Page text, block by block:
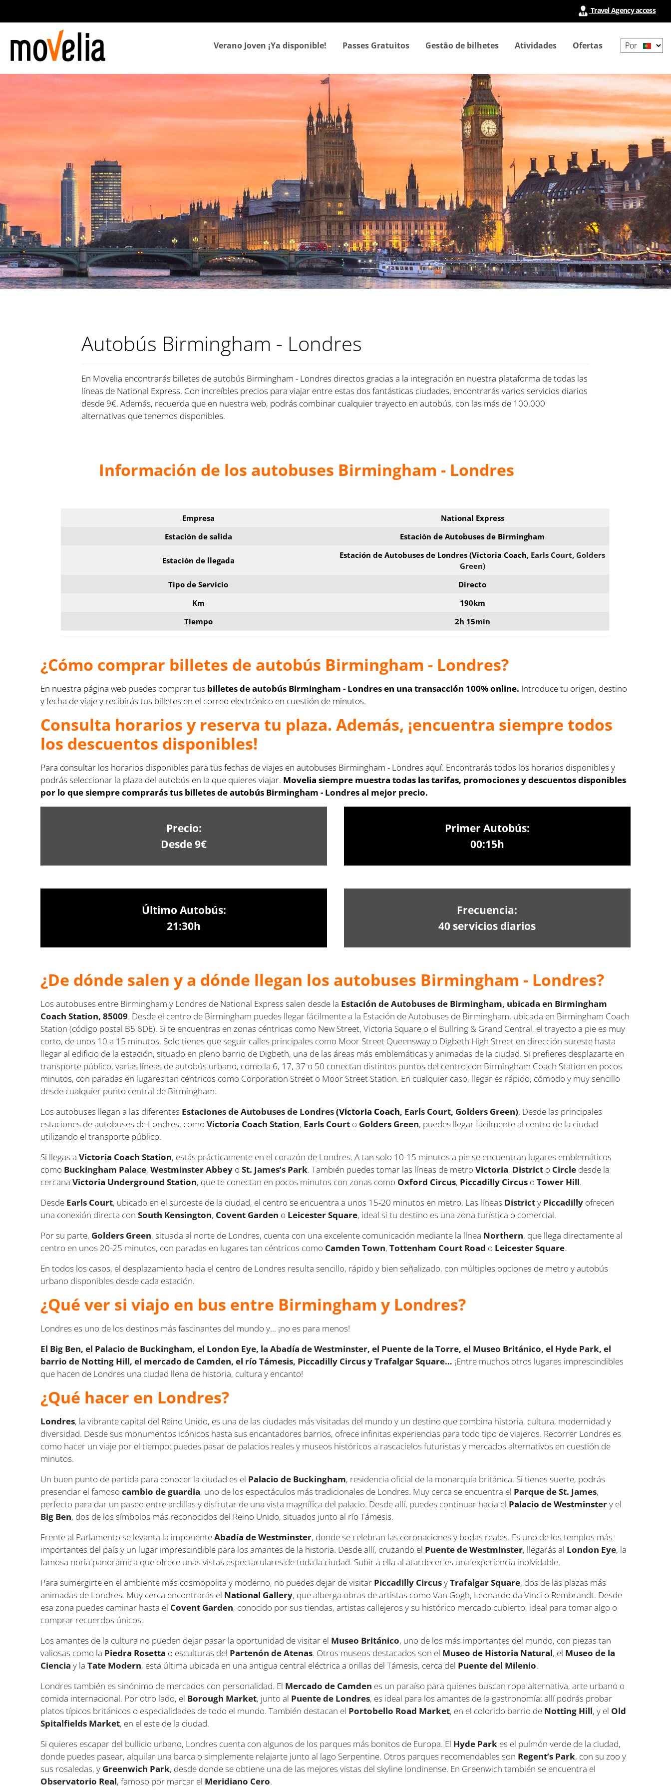
conteúdo
Travel Agency access
Verano Joven ¡Ya disponible! Passes Gratuitos Gestão de bilhetes Atividades Ofertas
your
Autobús Birmingham - Londres
En Movelia encontrarás billetes de autobús Birmingham - Londres directos gracias a la integración en nuestra plataforma de todas las
líneas de National Express. Con increíbles precios para viajar entre estas dos fantásticas ciudades, encontrarás varios servicios diarios
desde 9€. Además, recuerda que en nuestra web, podrás combinar cualquier trayecto en autobús, con las más de 100.000
alternativas que tenemos disponibles.
Información de los autobuses Birmingham - Londres
Empresa
National Express
Estación de salida
Estación de Autobuses de Birmingham
Estación de llegada
Estación de Autobuses de Londres (Victoria Coach, Earls Court, Golders
Green)
Tipo de Servicio
Directo
Km
190km
Tiempo
2h 15min
¿Cómo comprar billetes de autobús Birmingham - Londres?
En nuestra página web puedes comprar tus billetes de autobús Birmingham - Londres en una transacción 100% online. Introduce tu origen, destino
y fecha de viaje y recibirás tus billetes en el correo electrónico en cuestión de minutos.
Consulta horarios y reserva tu plaza. Además, ¡encuentra siempre todos
los descuentos disponibles!
Para consultar los horarios disponibles para tus fechas de viajes en autobuses Birmingham - Londres aquí. Encontrarás todos los horarios disponibles y
podrás seleccionar la plaza del autobús en la que quieres viajar. Movelia siempre muestra todas las tarifas, promociones y descuentos disponibles
por lo que siempre comprarás tus billetes de autobús Birmingham - Londres al mejor precio.
Precio:
Desde 9€
Primer Autobús:
00:15h
Último Autobús:
21:30h
Frecuencia:
40 servicios diarios
¿De dónde salen y a dónde llegan los autobuses Birmingham - Londres?
Los autobuses entre Birmingham y Londres de National Express salen desde la Estación de Autobuses de Birmingham, ubicada en Birmingham
Coach Station, 85009. Desde el centro de Birmingham puedes llegar fácilmente a la Estación de Autobuses de Birmingham, ubicada en Birmingham Coach
Station (código postal B5 6DE). Si te encuentras en zonas céntricas como New Street, Victoria Square o el Bullring & Grand Central, el trayecto a pie es muy
corto, de unos 10 a 15 minutos. Solo tienes que seguir calles principales como Moor Street Queensway o Digbeth High Street en dirección sureste hasta
llegar al edificio de la estación, situado en pleno barrio de Digbeth, una de las áreas más emblemáticas y animadas de la ciudad. Si prefieres desplazarte en
transporte público, varias líneas de autobús urbano, como la 6, 17, 37 o 50 conectan distintos puntos del centro con Birmingham Coach Station en pocos
minutos, con paradas en lugares tan céntricos como Corporation Street o Moor Street Station. En cualquier caso, llegar es rápido, cómodo y muy sencillo
desde cualquier punto central de Birmingham.
Los autobuses llegan a las diferentes Estaciones de Autobuses de Londres(Victoria Coach, Earls Court, Golders Green). Desde las principales
estaciones de autobuses de Londres, comoVictoria Coach Station, Earls Court o Golders Green, puedes llegar fácilmente al centro de la ciudad
utilizando el transporte público.
Si llegas aVictoria Coach Station, estás prácticamente en el corazón de Londres. A tan solo 10-15 minutos a pie se encuentran lugares emblemáticos
como Buckingham Palace,Westminster Abbey oSt. James’s Park. También puedes tomar las líneas de metroVictoria, District o Circle desde la
cercanaVictoria Underground Station, que te conectan en pocos minutos con zonas como Oxford Circus, Piccadilly Circus oTower Hill.
Desde Earls Court, ubicado en el suroeste de la ciudad, el centro se encuentra a unos 15-20 minutos en metro. Las líneas Districty Piccadilly ofrecen
una conexión directa conSouth Kensington, Covent Garden o Leicester Square, ideal si tu destino es una zona turística o comercial.
Por su parte, Golders Green, situada al norte de Londres, cuenta con una excelente comunicación mediante la línea Northern, que llega directamente al
centro en unos 20-25 minutos, con paradas en lugares tan céntricos como Camden Town,Tottenham Court Road o Leicester Square.
En todos los casos, el desplazamiento hacia el centro de Londres resulta sencillo, rápido y bien señalizado, con múltiples opciones de metro y autobús
urbano disponibles desde cada estación.
¿Qué ver si viajo en bus entre Birmingham y Londres?
Londres es uno de los destinos más fascinantes del mundo y... ¡no es para menos!
El Big Ben, el Palacio de Buckingham, el London Eye, la Abadía de Westminster, el Puente de la Torre, el Museo Británico, el Hyde Park, el
barrio de Notting Hill, el mercado de Camden, el río Támesis, Piccadilly Circus y Trafalgar Square… ¡Entre muchos otros lugares imprescindibles
que hacen de Londres una ciudad llena de historia, cultura y encanto!
¿Qué hacer en Londres?
Londres, la vibrante capital del Reino Unido, es una de las ciudades más visitadas del mundo y un destino que combina historia, cultura, modernidad y
diversidad. Desde sus monumentos icónicos hasta sus encantadores barrios, ofrece infinitas experiencias para todo tipo de viajeros. Recorrer Londres es
como hacer un viaje por el tiempo: puedes pasar de palacios reales y museos históricos a rascacielos futuristas y mercados alternativos en cuestión de
minutos.
Un buen punto de partida para conocer la ciudad es el Palacio de Buckingham, residencia oficial de la monarquía británica. Si tienes suerte, podrás
presenciar el famosocambio de guardia, uno de los espectáculos más tradicionales de Londres. Muy cerca se encuentra el Parque de St. James,
perfecto para dar un paseo entre ardillas y disfrutar de una vista magnífica del palacio. Desde allí, puedes continuar hacia el Palacio de Westminstery el
Big Ben, dos de los símbolos más reconocidos del Reino Unido, situados junto al río Támesis.
Frente al Parlamento se levanta la imponenteAbadía de Westminster, donde se celebran las coronaciones y bodas reales. Es uno de los templos más
importantes del país y un lugar imprescindible para los amantes de la historia. Desde allí, cruzando el Puente de Westminster, llegarás al London Eye, la
famosa noria panorámica que ofrece unas vistas espectaculares de toda la ciudad. Subir a ella al atardecer es una experiencia inolvidable.
Para sumergirte en el ambiente más cosmopolita y moderno, no puedes dejar de visitar Piccadilly CircusyTrafalgar Square, dos de las plazas más
animadas de Londres. Muy cerca encontrarás el National Gallery, que alberga obras de artistas como Van Gogh, Leonardo da Vinci o Rembrandt. Desde
esa zona puedes caminar hasta el Covent Garden, conocido por sus tiendas, artistas callejeros y su histórico mercado cubierto, ideal para tomar algo o
comprar recuerdos únicos.
Los amantes de la cultura no pueden dejar pasar la oportunidad de visitar el Museo Británico, uno de los más importantes del mundo, con piezas tan
valiosas como la Piedra Rosetta o esculturas del Partenón de Atenas. Otros museos destacados son el Museo de Historia Natural, el Museo de la
Ciencia y laTate Modern, esta última ubicada en una antigua central eléctrica a orillas del Támesis, cerca del Puente del Milenio.
Londres también es sinónimo de mercados con personalidad. El Mercado de Camden es un paraíso para quienes buscan ropa alternativa, arte urbano o
comida internacional. Por otro lado, el Borough Market, junto al Puente de Londres, es ideal para los amantes de la gastronomía: allí podrás probar
platos típicos británicos o especialidades de todo el mundo. También destacan el Portobello Road Market, en el colorido barrio de Notting Hill, y el Old
Spitalfields Market, en el este de la ciudad.
Si quieres escapar del bullicio urbano, Londres cuenta con algunos de los parques más bonitos de Europa. El Hyde Park es el pulmón verde de la ciudad,
donde puedes pasear, alquilar una barca o simplemente relajarte junto al lago Serpentine. Otros parques recomendables son Regent’s Park, con su zoo y
sus rosaledas, y Greenwich Park, desde donde se obtiene una de las mejores vistas del skyline londinense. En Greenwich también se encuentra el
Observatorio Real, famoso por marcar el Meridiano Cero.